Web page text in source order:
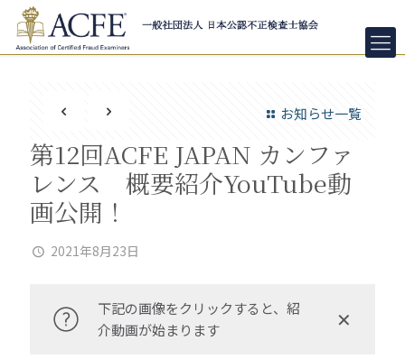
お知らせ一覧
第12回ACFE JAPAN カンファ
レンス 概要紹介YouTube動
画公開！
2021年8月23日
下記の画像をクリックすると、紹
介動画が始まります
✕